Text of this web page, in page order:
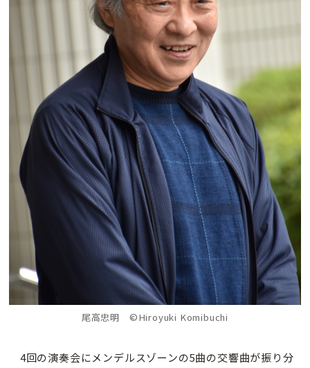
尾高忠明 ©️Hiroyuki Komibuchi
4回の演奏会にメンデルスゾーンの5曲の交響曲が振り分